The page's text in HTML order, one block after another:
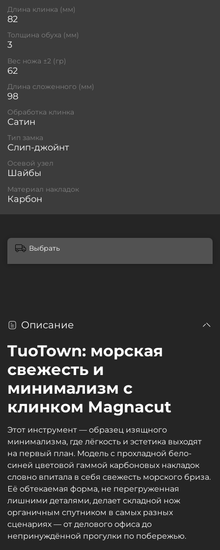
Длина клинка (мм)
82
Толщина обуха (мм)
3
Вес ножа ±2 (гр)
62
Длина сложенного (мм)
98
Обработка клинка
Сатин
Тип замка
Слип-джойнт
Осевой узел
Шайбы
Материал накладок
Карбон
Выбрать
Описание
TuoTown: морская
свежесть и
минимализм с
клинком Magnacut
Этот инструмент — образец изящного
минимализма, где лёгкость и эстетика выходят
на первый план. Модель с прохладной бело-
синей цветовой гаммой карбоновых накладок
словно впитала в себя свежесть морского бриза.
Её обтекаемая форма, не перегруженная
лишними деталями, делает складной нож
органичным спутником в самых разных
сценариях — от делового офиса до
непринуждённой прогулки по побережью.